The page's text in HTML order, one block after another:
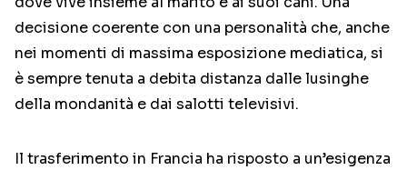
decisione coerente con una personalità che, anche
nei momenti di massima esposizione mediatica, si
è sempre tenuta a debita distanza dalle lusinghe
della mondanità e dai salotti televisivi.
Il trasferimento in Francia ha risposto a un’esigenza